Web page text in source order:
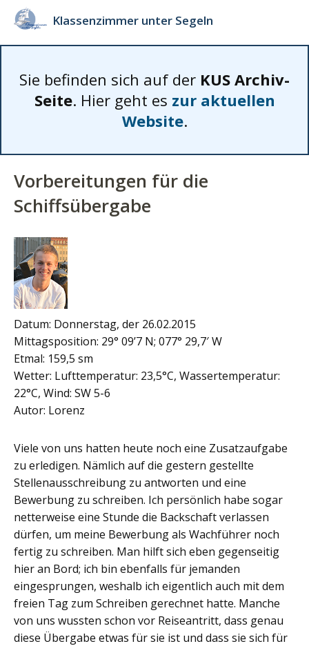
Klassenzimmer unter Segeln
Sie befinden sich auf der KUS Archiv-
Seite. Hier geht es zur aktuellen
Website.
Vorbereitungen für die
Schiffsübergabe
Datum: Donnerstag, der 26.02.2015
Mittagsposition: 29° 09’7 N; 077° 29,7′ W
Etmal: 159,5 sm
Wetter: Lufttemperatur: 23,5°C, Wassertemperatur:
22°C, Wind: SW 5-6
Autor: Lorenz
Viele von uns hatten heute noch eine Zusatzaufgabe
zu erledigen. Nämlich auf die gestern gestellte
Stellenausschreibung zu antworten und eine
Bewerbung zu schreiben. Ich persönlich habe sogar
netterweise eine Stunde die Backschaft verlassen
dürfen, um meine Bewerbung als Wachführer noch
fertig zu schreiben. Man hilft sich eben gegenseitig
hier an Bord; ich bin ebenfalls für jemanden
eingesprungen, weshalb ich eigentlich auch mit dem
freien Tag zum Schreiben gerechnet hatte. Manche
von uns wussten schon vor Reiseantritt, dass genau
diese Übergabe etwas für sie ist und dass sie sich für